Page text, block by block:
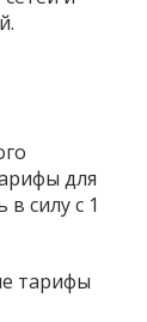
для
силу с 1
тарифы